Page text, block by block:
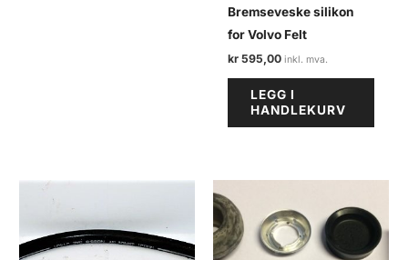
Bremseveske silikon
for Volvo Felt
kr 595,00
LEGG I
HANDLEKURV